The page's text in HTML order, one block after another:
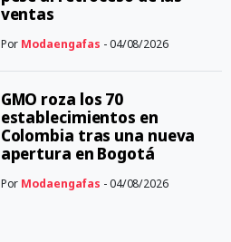
ventas
Por Modaengafas - 04/08/2026
GMO roza los 70
establecimientos en
Colombia tras una nueva
apertura en Bogotá
Por Modaengafas - 04/08/2026